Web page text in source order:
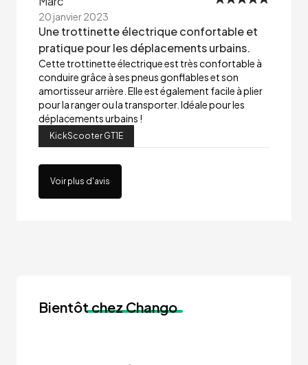
20 janvier 2023
Une trottinette électrique confortable et
pratique pour les déplacements urbains.
Cette trottinette électrique est très confortable à
conduire grâce à ses pneus gonflables et son
amortisseur arrière. Elle est également facile à plier
pour la ranger ou la transporter. Idéale pour les
déplacements urbains !
KickScooter GT1E
Voir plus d'avis
Bientôtchez Chango